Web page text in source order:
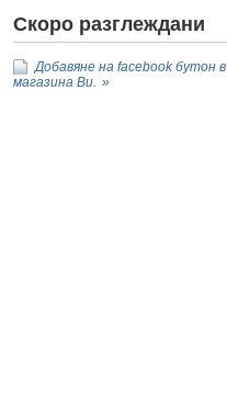
Скоро разглеждани
Добавяне на facebook бутон в
магазина Ви.